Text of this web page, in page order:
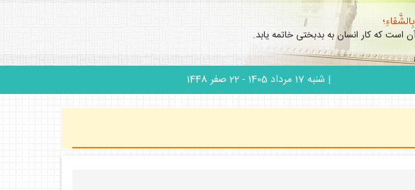
كه كار انسان به بدبختى خاتمه يابد.
| شنبه 17 مرداد 1405 - 22 صفر 1448